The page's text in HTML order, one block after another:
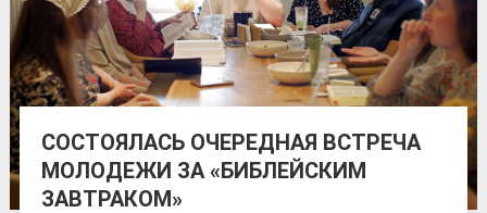
СОСТОЯЛАСЬ ОЧЕРЕДНАЯ ВСТРЕЧА
МОЛОДЕЖИ ЗА «БИБЛЕЙСКИМ
ЗАВТРАКОМ»